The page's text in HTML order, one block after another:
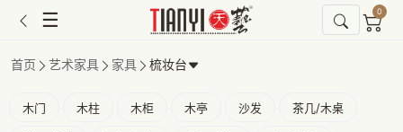
☰ 0
首页 艺术家具 家具 梳妆台
木门 木柱 木柜 木亭 沙发 茶几/木桌